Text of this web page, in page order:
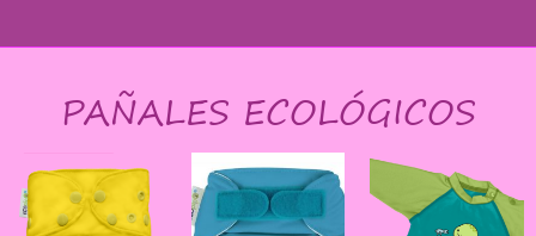
PAÑALES ECOLÓGICOS